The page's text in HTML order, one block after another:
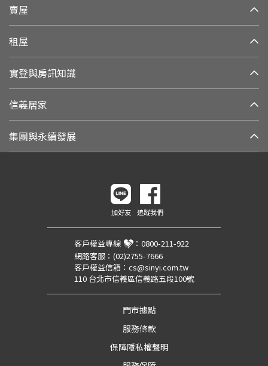
賣屋
租屋
實登與房訊知識
信義居家
集團與永續發展
加好友 追蹤我們
客戶權益專線 ： 0800-211-922
網路客服： (02)2755-7666
客戶權益信箱： cs@sinyi.com.tw
110 台北市信義區信義路五段100號
門市據點
服務條款
保障隱私權聲明